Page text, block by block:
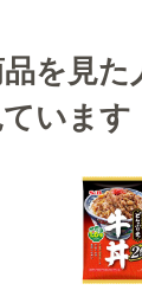
を見
います